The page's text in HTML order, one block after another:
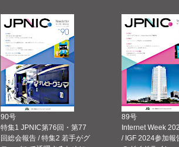
90号
特集1 JPNIC第76回・第77
回総会報告 / 特集2 若手がグ
89号
Internet Week
/ IGF 2024参加報